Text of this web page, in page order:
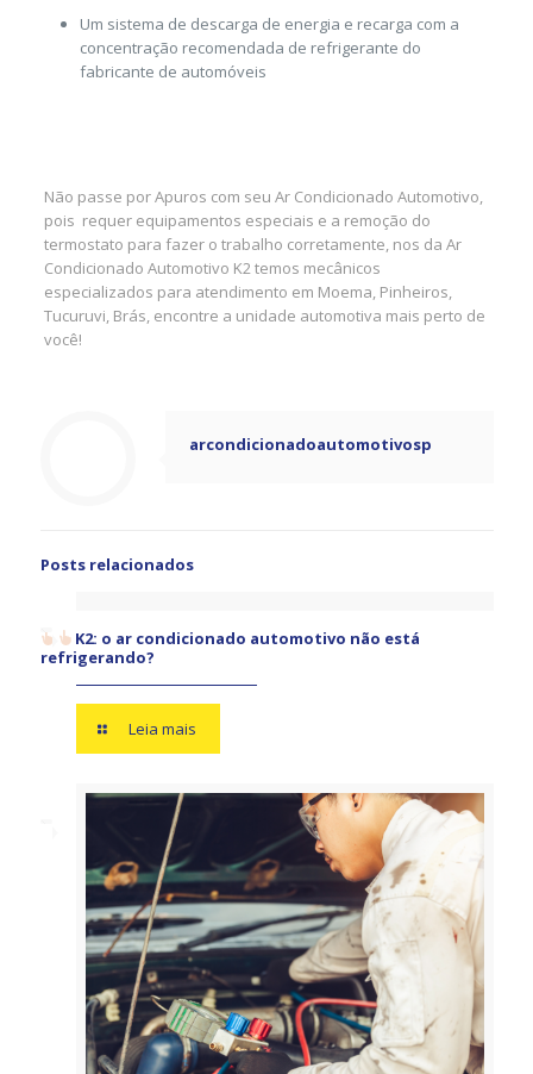
Um sistema de descarga de energia e recarga com a
concentração recomendada de refrigerante do
fabricante de automóveis
Não passe por Apuros com seu Ar Condicionado Automotivo,
pois requer equipamentos especiais e a remoção do
termostato para fazer o trabalho corretamente, nos da Ar
Condicionado Automotivo K2 temos mecânicos
especializados para atendimento em Moema, Pinheiros,
Tucuruvi, Brás, encontre a unidade automotiva mais perto de
você!
arcondicionadoautomotivosp
Posts relacionados
K2: o ar condicionado automotivo não está
refrigerando?
Leia mais